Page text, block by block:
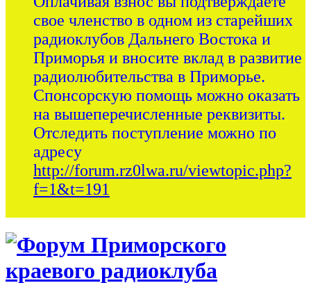
свое членство в одном из старейших
радиоклубов Дальнего Востока и
Приморья и вносите вклад в развитие
радиолюбительства в Приморье.
Спонсорскую помощь можно оказать
на вышеперечисленные реквизиты.
Отследить поступление можно по
адресу
http://forum.rz0lwa.ru/viewtopic.php?
f=1&t=191